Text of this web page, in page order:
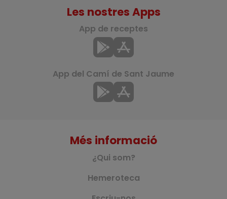
Més informació
¿Qui som?
Hemeroteca
Les nostres Apps
App de receptes
App del Camí de Sant Jaume